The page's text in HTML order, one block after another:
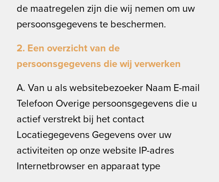
de maatregelen zijn die wij nemen om uw
persoonsgegevens te beschermen.
2. Een overzicht van de
persoonsgegevens die wij verwerken
A. Van u als websitebezoeker Naam E-mail
Telefoon Overige persoonsgegevens die u
actief verstrekt bij het contact
Locatiegegevens Gegevens over uw
activiteiten op onze website IP-adres
Internetbrowser en apparaat type